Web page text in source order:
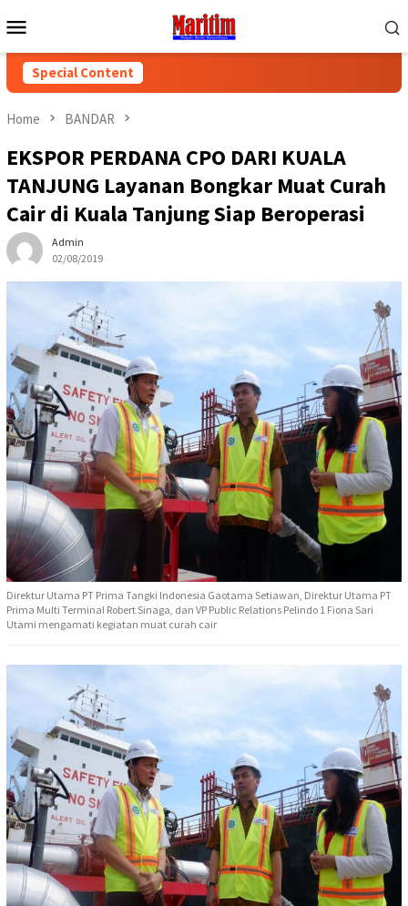
to
Menu
Special Content
Home BANDAR
EKSPOR PERDANA CPO DARI KUALA
TANJUNG Layanan Bongkar Muat Curah
Cair di Kuala Tanjung Siap Beroperasi
Admin
02/08/2019
Direktur Utama PT Prima Tangki Indonesia Gaotama Setiawan, Direktur Utama PT
Prima Multi Terminal Robert Sinaga, dan VP Public Relations Pelindo 1 Fiona Sari
Utami mengamati kegiatan muat curah cair